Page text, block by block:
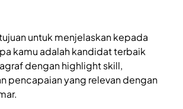
untuk menjelaskan kepada
kamu adalah kandidat terbaik
dengan highlight skill,
pencapaian yang relevan dengan